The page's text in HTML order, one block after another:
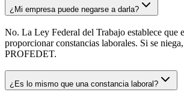
¿Mi empresa puede negarse a darla?
No. La Ley Federal del Trabajo establece que
proporcionar constancias laborales. Si se
PROFEDET.
¿Es lo mismo que una constancia laboral?